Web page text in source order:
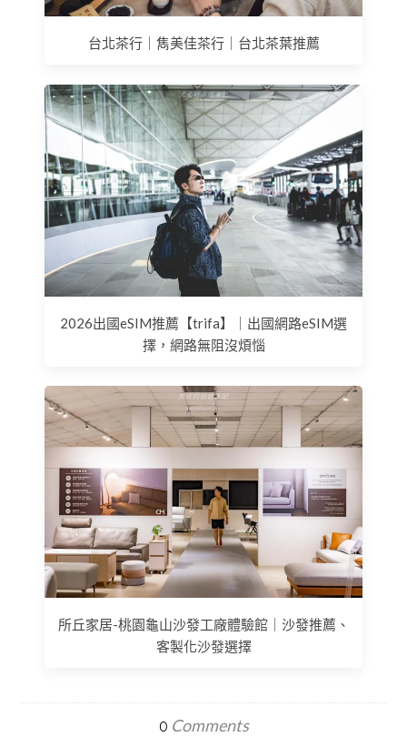
台北茶行｜雋美佳茶行｜台北茶葉推薦
2026出國eSIM推薦【trifa】｜出國網路eSIM選
擇，網路無阻沒煩惱
所丘家居-桃園龜山沙發工廠體驗館｜沙發推薦、
客製化沙發選擇
0 Comments